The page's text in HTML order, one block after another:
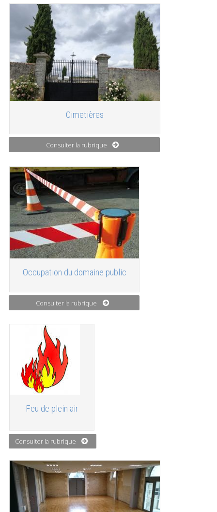
Cimetières
Consulter la rubrique
Occupation du domaine public
Consulter la rubrique
Feu de plein air
Consulter la rubrique